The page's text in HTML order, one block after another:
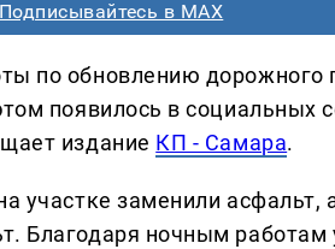
Подписывайтесь в MAX
по обновлению дорожного
появилось в социальных
издание КП - Самара.
участке заменили
Благодаря ночным работам